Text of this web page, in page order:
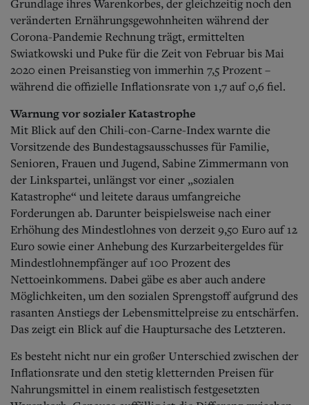
Grundlage ihres Warenkorbes, der gleichzeitig noch den
veränderten Ernährungsgewohnheiten während der
Corona-Pandemie Rechnung trägt, ermittelten
Swiatkowski und Puke für die Zeit von Februar bis Mai
2020 einen Preisanstieg von immerhin 7,5 Prozent –
während die offizielle Inflationsrate von 1,7 auf 0,6 fiel.
Warnung vor sozialer Katastrophe
Mit Blick auf den Chili-con-Carne-Index warnte die
Vorsitzende des Bundestagsausschusses für Familie,
Senioren, Frauen und Jugend, Sabine Zimmermann von
der Linkspartei, unlängst vor einer „sozialen
Katastrophe“ und leitete daraus umfangreiche
Forderungen ab. Darunter beispielsweise nach einer
Erhöhung des Mindestlohnes von derzeit 9,50 Euro auf 12
Euro sowie einer Anhebung des Kurzarbeitergeldes für
Mindestlohnempfänger auf 100 Prozent des
Nettoeinkommens. Dabei gäbe es aber auch andere
Möglichkeiten, um den sozialen Sprengstoff aufgrund des
rasanten Anstiegs der Lebensmittelpreise zu entschärfen.
Das zeigt ein Blick auf die Hauptursache des Letzteren.
Es besteht nicht nur ein großer Unterschied zwischen der
Inflationsrate und den stetig kletternden Preisen für
Nahrungsmittel in einem realistisch festgesetzten